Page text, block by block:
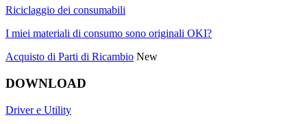
Riciclaggio dei consumabili
I miei materiali di consumo sono originali OKI?
Acquisto di Parti di Ricambio New
DOWNLOAD
Driver e Utility